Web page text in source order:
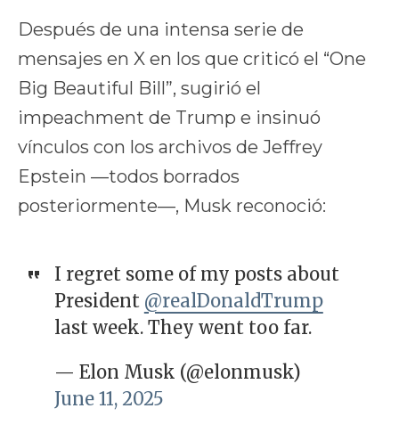
Después de una intensa serie de
mensajes en X en los que criticó el “One
Big Beautiful Bill”, sugirió el
impeachment de Trump e insinuó
vínculos con los archivos de Jeffrey
Epstein —todos borrados
posteriormente—, Musk reconoció:
I regret some of my posts about
President @realDonaldTrump
last week. They went too far.
— Elon Musk (@elonmusk)
June 11, 2025